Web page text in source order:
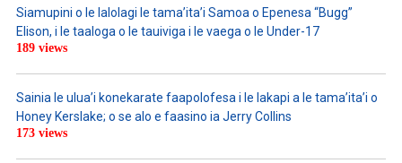
Siamupini o le lalolagi le tama’ita’i Samoa o Epenesa “Bugg”
Elison, i le taaloga o le tauiviga i le vaega o le Under-17
189 views
Sainia le ulua’i konekarate faapolofesa i le lakapi a le tama’ita’i o
Honey Kerslake; o se alo e faasino ia Jerry Collins
173 views